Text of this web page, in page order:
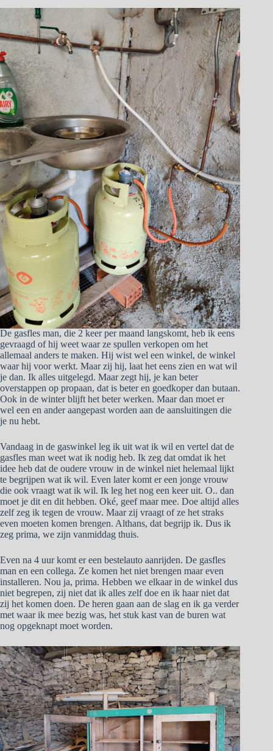
De gasfles man, die 2 keer per maand langskomt, heb ik eens
gevraagd of hij weet waar ze spullen verkopen om het
allemaal anders te maken. Hij wist wel een winkel, de winkel
waar hij voor werkt. Maar zij hij, laat het eens zien en wat wil
je dan. Ik alles uitgelegd. Maar zegt hij, je kan beter
overstappen op propaan, dat is beter en goedkoper dan butaan.
Ook in de winter blijft het beter werken. Maar dan moet er
wel een en ander aangepast worden aan de aansluitingen die
je nu hebt.
Vandaag in de gaswinkel leg ik uit wat ik wil en vertel dat de
gasfles man weet wat ik nodig heb. Ik zeg dat omdat ik het
idee heb dat de oudere vrouw in de winkel niet helemaal lijkt
te begrijpen wat ik wil. Even later komt er een jonge vrouw
die ook vraagt wat ik wil. Ik leg het nog een keer uit. O.. dan
moet je dit en dit hebben. Oké, geef maar mee. Doe altijd alles
zelf zeg ik tegen de vrouw. Maar zij vraagt of ze het straks
even moeten komen brengen. Althans, dat begrijp ik. Dus ik
zeg prima, we zijn vanmiddag thuis.
Even na 4 uur komt er een bestelauto aanrijden. De gasfles
man en een collega. Ze komen het niet brengen maar even
installeren. Nou ja, prima. Hebben we elkaar in de winkel dus
niet begrepen, zij niet dat ik alles zelf doe en ik haar niet dat
zij het komen doen. De heren gaan aan de slag en ik ga verder
met waar ik mee bezig was, het stuk kast van de buren wat
nog opgeknapt moet worden.